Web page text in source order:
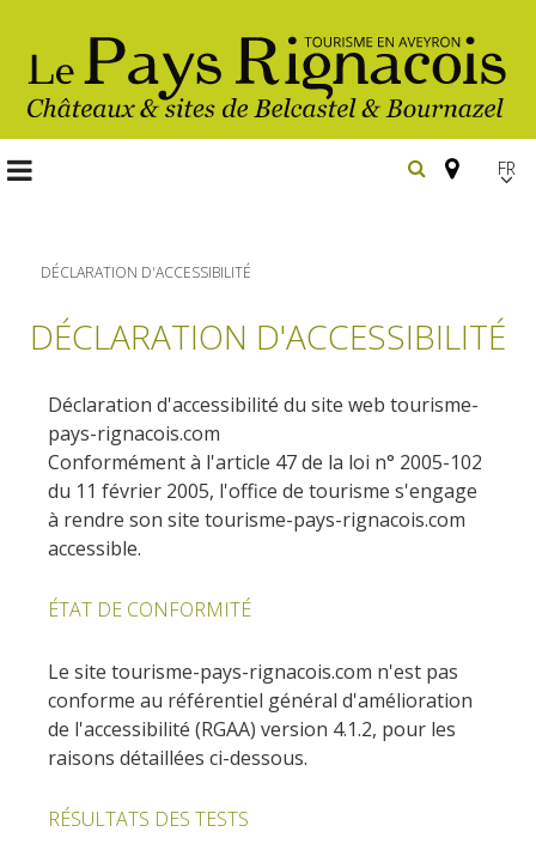
FR
Les
incontournables
Belcastel, village et château
Bournazel, village et château
Les sites naturels
Le sentier ethno-botanique
en Ségala "Al travers"
Les points de vues
Patrimoine &
curiosités
Le château et jardin de
Randonnée
pédestre
En vélo, à vtt
Loisirs d'eau
Activités
sportives
Aventure et jeux
Gîtes et locations
Hôtels et
résidences de
tourisme
Chambres
d'hôtes
Campings
Hébergements
La chataîgne
Les vignes
Les marchés et
foires
Recettes et
DÉCLARATION D'ACCESSIBILITÉ
DÉCLARATION D'ACCESSIBILITÉ
Déclaration d'accessibilité du site web tourisme-
pays-rignacois.com
Conformément à l'article 47 de la loi n° 2005-102
du 11 février 2005, l'office de tourisme s'engage
à rendre son site tourisme-pays-rignacois.com
accessible.
ÉTAT DE CONFORMITÉ
Le site tourisme-pays-rignacois.com n'est pas
conforme au référentiel général d'amélioration
de l'accessibilité (RGAA) version 4.1.2, pour les
raisons détaillées ci-dessous.
RÉSULTATS DES TESTS